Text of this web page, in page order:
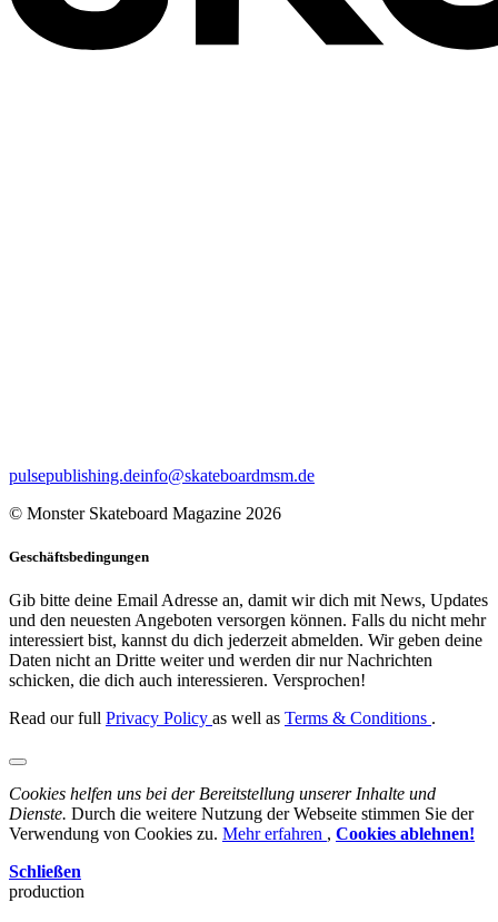
pulsepublishing.deinfo@skateboardmsm.de
© Monster Skateboard Magazine 2026
Geschäftsbedingungen
Gib bitte deine Email Adresse an, damit wir dich mit News, Updates
und den neuesten Angeboten versorgen können. Falls du nicht mehr
interessiert bist, kannst du dich jederzeit abmelden. Wir geben deine
Daten nicht an Dritte weiter und werden dir nur Nachrichten
schicken, die dich auch interessieren. Versprochen!
Read our full Privacy Policy as well as Terms & Conditions .
Cookies helfen uns bei der Bereitstellung unserer Inhalte und
Dienste. Durch die weitere Nutzung der Webseite stimmen Sie der
Verwendung von Cookies zu. Mehr erfahren , Cookies ablehnen!
Schließen
production